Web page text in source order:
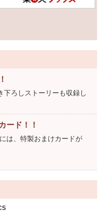
下ろしストーリーも収録し
ード！！
は、特製おまけカードが